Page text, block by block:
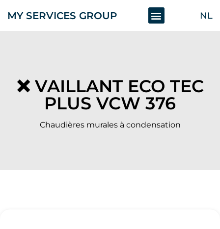
MY SERVICES GROUP NL
❌ VAILLANT ECO TEC
PLUS VCW 376
Chaudières murales à condensation